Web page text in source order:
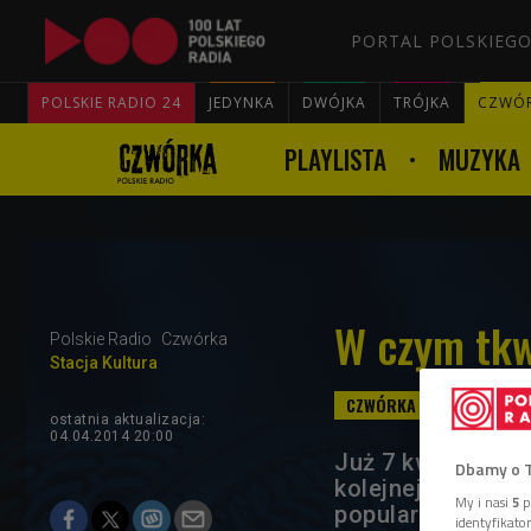
PORTAL
POLSKIE RADIO 24 JEDYNKA DWÓJKA TRÓJKA
PLAYLISTA MUZYKA
Polskie Radio
Czwórka
Stacja Kultura
W czym
ostatnia aktualizacja:
04.04.2014 20:00
Już 7 kwietnia
kolejnej serii
popularność.
Dbamy o
My i nasi 5